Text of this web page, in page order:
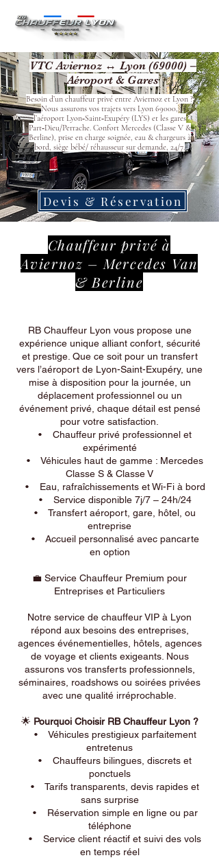
VTC Aviernoz ↔ Lyon (69000) –
Aéroport & Gares
Besoin d’un chauffeur privé entre Aviernoz et Lyon ?
Nous assurons vos trajets vers Lyon 69000,
l’aéroport Lyon‑Saint‑Exupéry (LYS) et les gares
Part‑Dieu/Perrache. Confort Mercedes (Classe V &
Berline), prise en charge soignée, eau & chargeurs à
bord, siège bébé/ réhausseur sur demande, 24/7.
Devis & Réservation
Chauffeur privé à
Aviernoz – Mercedes Van
& Berline
RB Chauffeur Lyon vous propose une
expérience unique alliant confort, sécurité
et prestige. Que ce soit pour un transfert
vers l’aéroport de Lyon-Saint-Exupéry, une
mise à disposition pour la journée, un
déplacement professionnel ou un
événement privé, chaque détail est pensé
pour votre satisfaction.
• Chauffeur privé professionnel et
expérimenté
• Véhicules haut de gamme : Mercedes
Classe S & Classe V
• Eau, rafraîchissements et Wi-Fi à bord
• Service disponible 7j/7 – 24h/24
• Transfert aéroport, gare, hôtel, ou
entreprise
• Accueil personnalisé avec pancarte
en option
💼 Service Chauffeur Premium pour
Entreprises et Particuliers
Notre service de chauffeur VIP à Lyon
répond aux besoins des entreprises,
agences événementielles, hôtels, agences
de voyage et clients exigeants. Nous
assurons vos transferts professionnels,
séminaires, roadshows ou soirées privées
avec une qualité irréprochable.
🌟 Pourquoi Choisir RB Chauffeur Lyon ?
• Véhicules prestigieux parfaitement
entretenus
• Chauffeurs bilingues, discrets et
ponctuels
• Tarifs transparents, devis rapides et
sans surprise
• Réservation simple en ligne ou par
téléphone
• Service client réactif et suivi des vols
en temps réel